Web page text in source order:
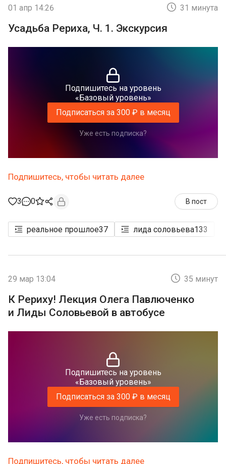
01 апр 14:26 31 минута
Усадьба Рериха, Ч. 1. Экскурсия
Подпишитесь на уровень
«Базовый уровень»
Подписаться за 300 ₽ в месяц
Уже есть подписка?
Подпишитесь, чтобы читать далее
3 0 В пост
реальное прошлое37 лида соловьева133
29 мар 13:04 35 минут
К Рериху! Лекция Олега Павлюченко
и Лиды Соловьевой в автобусе
Подпишитесь на уровень
«Базовый уровень»
Подписаться за 300 ₽ в месяц
Уже есть подписка?
Подпишитесь, чтобы читать далее